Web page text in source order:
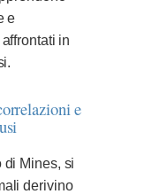
e
in
e
Mines, si
derivino